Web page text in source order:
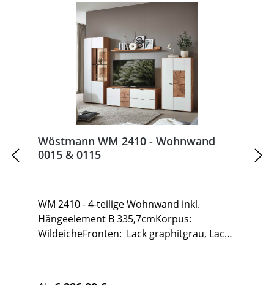
Wöstmann WM 2410 - Wohnwand
0015 & 0115
WM 2410 - 4-teilige Wohnwand inkl.
Hängeelement B 335,7cmKorpus:
WildeicheFronten: Lack graphitgrau, Lack